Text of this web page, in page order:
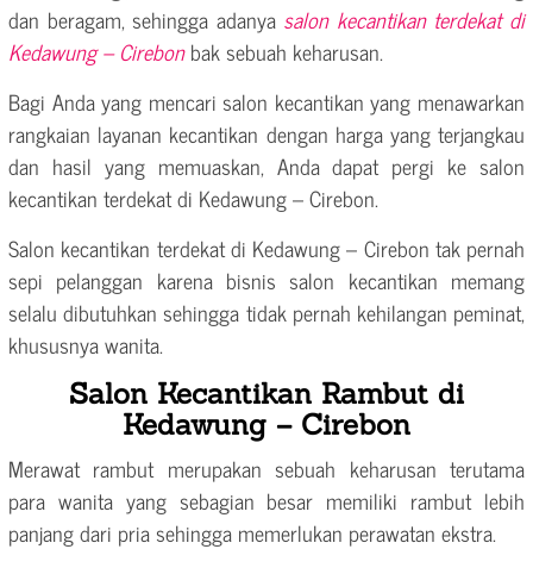
dan beragam, sehingga adanya salon kecantikan terdekat di
Kedawung – Cirebonbak sebuah keharusan.
Bagi Anda yang mencari salon kecantikan yang menawarkan
rangkaian layanan kecantikan dengan harga yang terjangkau
dan hasil yang memuaskan, Anda dapat pergi ke salon
kecantikan terdekat di Kedawung – Cirebon.
Salon kecantikan terdekat di Kedawung – Cirebon tak pernah
sepi pelanggan karena bisnis salon kecantikan memang
selalu dibutuhkan sehingga tidak pernah kehilangan peminat,
khususnya wanita.
Salon Kecantikan Rambut di
Kedawung – Cirebon
Merawat rambut merupakan sebuah keharusan terutama
para wanita yang sebagian besar memiliki rambut lebih
panjang dari pria sehingga memerlukan perawatan ekstra.